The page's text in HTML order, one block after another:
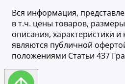
Вся информация,
в т.ч. цены товаров,
описания, характеристики
являются публичной
положениями Статьи 437